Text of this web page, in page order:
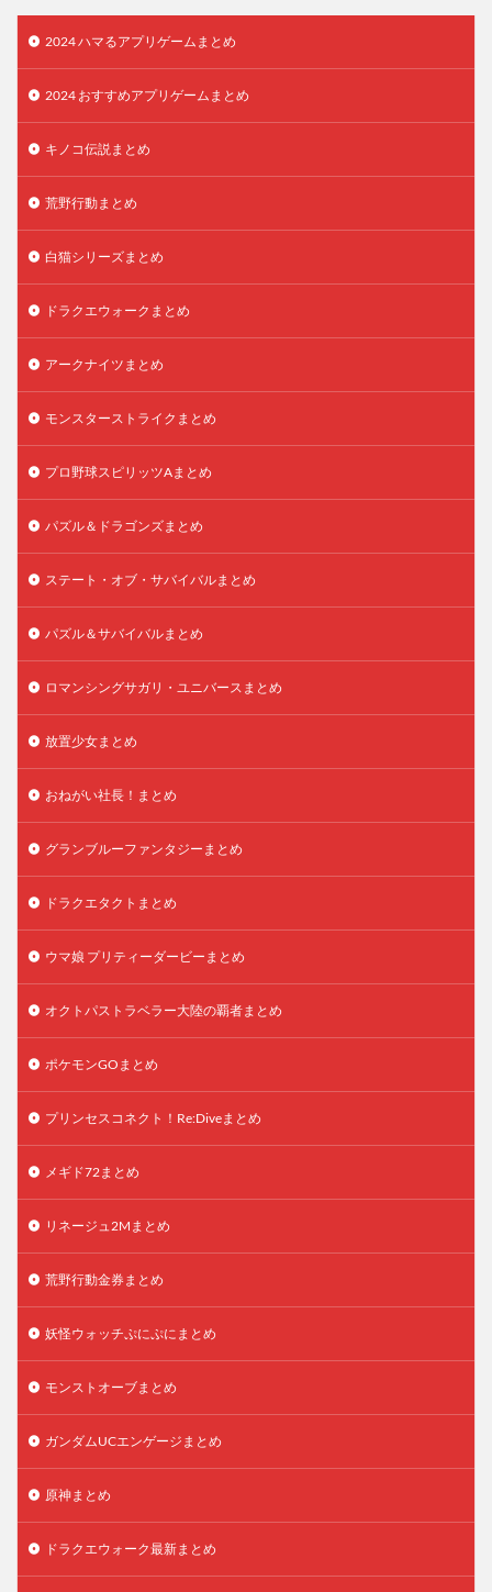
2024 ハマるアプリゲームまとめ
2024 おすすめアプリゲームまとめ
キノコ伝説まとめ
荒野行動まとめ
白猫シリーズまとめ
ドラクエウォークまとめ
アークナイツまとめ
モンスターストライクまとめ
プロ野球スピリッツAまとめ
パズル＆ドラゴンズまとめ
ステート・オブ・サバイバルまとめ
パズル＆サバイバルまとめ
ロマンシングサガリ・ユニバースまとめ
放置少女まとめ
おねがい社長！まとめ
グランブルーファンタジーまとめ
ドラクエタクトまとめ
ウマ娘 プリティーダービーまとめ
オクトパストラベラー大陸の覇者まとめ
ポケモンGOまとめ
プリンセスコネクト！Re:Diveまとめ
メギド72まとめ
リネージュ2Mまとめ
荒野行動金券まとめ
妖怪ウォッチぷにぷにまとめ
モンストオーブまとめ
ガンダムUCエンゲージまとめ
原神まとめ
ドラクエウォーク最新まとめ